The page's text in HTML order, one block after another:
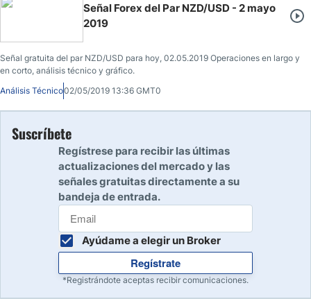
Señal Forex del Par NZD/USD - 2 mayo
2019
Señal gratuita del par NZD/USD para hoy, 02.05.2019 Operaciones en largo y
en corto, análisis técnico y gráfico.
Análisis Técnico02/05/2019 13:36 GMT0
Suscríbete
Regístrese para recibir las últimas
actualizaciones del mercado y las
señales gratuitas directamente a su
bandeja de entrada.
Ayúdame a elegir un Broker
Regístrate
*Registrándote aceptas recibir comunicaciones.